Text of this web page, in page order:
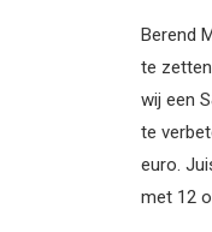
Berend
te
wij een
te
euro.
met 12